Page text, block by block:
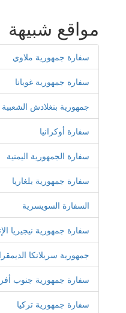
مواقع شبيهة
سفارة جمهورية ملاوي
سفارة جمهورية غويانا
جمهورية بنغلادش الشعبية
سفارة أوكرانيا
سفارة الجمهورية اليمنية
سفارة جمهورية بلغاريا
السفارة السويسرية
سفارة جمهورية نيجيريا
جمهورية سريلانكا
سفارة جمهورية جنوب
سفارة جمهورية تركيا